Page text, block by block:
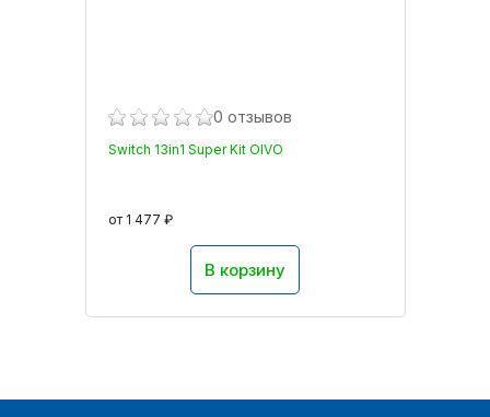
0 отзывов
Switch 13in1 Super Kit OIVO
от 1 477 ₽
В корзину